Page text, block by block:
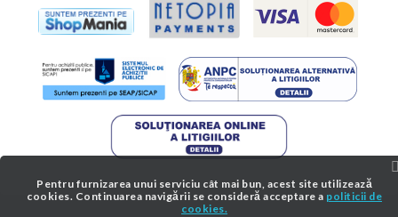
Pentru furnizarea unui serviciu cât mai bun, acest site utilizează
cookies. Continuarea navigării se consideră acceptare a politicii de
cookies.